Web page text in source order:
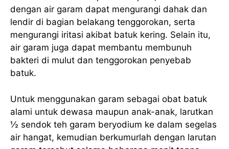
dengan air garam dapat mengurangi dahak dan
lendir di bagian belakang tenggorokan, serta
mengurangi iritasi akibat batuk kering. Selain itu,
air garam juga dapat membantu membunuh
bakteri di mulut dan tenggorokan penyebab
batuk.
Untuk menggunakan garam sebagai obat batuk
alami untuk dewasa maupun anak-anak, larutkan
½ sendok teh garam beryodium ke dalam segelas
air hangat, kemudian berkumurlah dengan larutan